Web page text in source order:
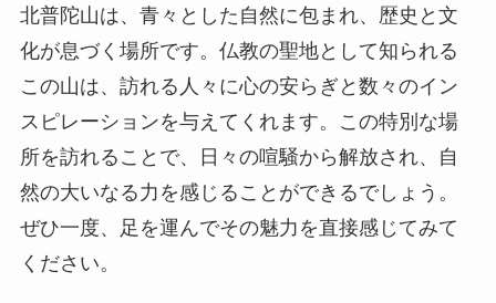
北普陀山は、青々とした自然に包まれ、歴史と文
化が息づく場所です。仏教の聖地として知られる
この山は、訪れる人々に心の安らぎと数々のイン
スピレーションを与えてくれます。この特別な場
所を訪れることで、日々の喧騒から解放され、自
然の大いなる力を感じることができるでしょう。
ぜひ一度、足を運んでその魅力を直接感じてみて
ください。